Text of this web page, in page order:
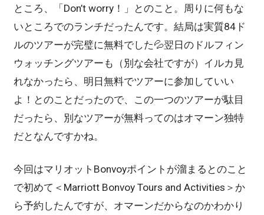
ところ、「Don’t worry！」とのこと。周りに何もな
いところでのランチだったんです。結局は実質84ド
ルのツアーが完璧に無料でした💦翌日のドルフィン
ウォッチングツアーも（別な会社ですが）イルカ見
れなかったら、明日無料でツアーに参加していい
よ！とのことだったので、この一つのツアーが駄目
だったら、別なツアーが無料ってのはオマーン独特
だとなんですかね。
今回はマリオットBonvoyポイントが溜まるとのこと
で初めて＜Marriott Bonvoy Tours and Activities＞か
ら予約したんですが、オマーンだからなのかわかり